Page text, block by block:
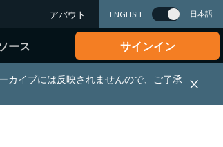
アバウト ENGLISH 日本語
ース サインイン
カイブには反映されませんので、ご了承